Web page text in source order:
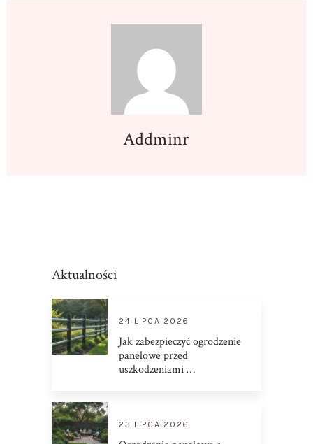
Addminr
Aktualności
24 LIPCA 2026
Jak zabezpieczyć ogrodzenie
panelowe przed
uszkodzeniami …
23 LIPCA 2026